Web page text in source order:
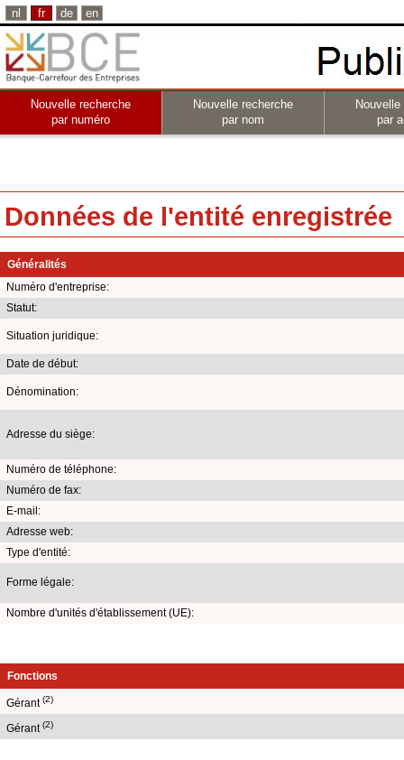
nl fr de en
Nouvelle recherche
par numéro
Nouvelle recherche
par nom
par
Données de l'entité enregistrée
Généralités
Numéro d'entreprise:
Statut:
Situation juridique:
Date de début:
Dénomination:
Adresse du siège:
Numéro de téléphone:
Numéro de fax:
E-mail:
Adresse web:
Type d'entité:
Forme légale:
Nombre d'unités d'établissement (UE):
Fonctions
Gérant(2)
Gérant(2)